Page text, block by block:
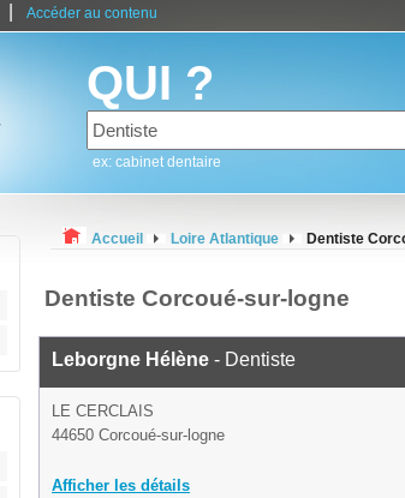
Accéder au contenu
QUI ?
ex: cabinet dentaire
Accueil Loire Atlantique Dentiste
Dentiste Corcoué-sur-logne
Leborgne Hélène - Dentiste
LE CERCLAIS
44650 Corcoué-sur-logne
Afficher les détails